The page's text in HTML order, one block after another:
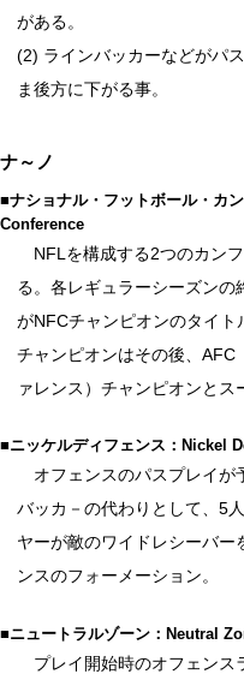
がある。
(2) ラインバッカーなどがパ
ま後方に下がる事。
ナ～ノ
■ナショナル・フットボール・カ
Conference
NFLを構成する2つのカン
る。各レギュラーシーズン
がNFCチャンピオンのタイ
チャンピオンはその後、AFC
ァレンス）チャンピオンとス
■ニッケルディフェンス：Nickel
オフェンスのパスプレイが
バッカ－の代わりとして、5
ヤーが敵のワイドレシーバー
ンスのフォーメーション。
■ニュートラルゾーン：Neutral
プレイ開始時のオフェンス